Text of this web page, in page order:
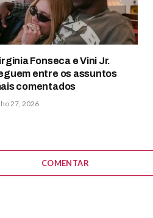
Fonseca e Vini Jr.
entre os assuntos
comentados
27, 2026
COMENTAR